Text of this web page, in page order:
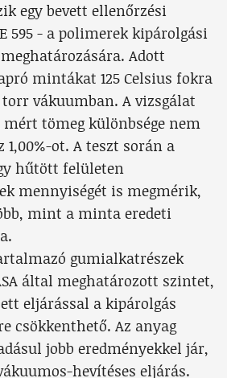
egy bevett ellenőrzési
595 - a polimerek kipárolgási
Adott
mintákat 125 Celsius fokra
torr vákuumban. A vizsgálat
mért tömeg különbsége nem
ot. A teszt során a
hűtött felületen
mennyiségét is megmérik,
mint a minta eredeti
gumialkatrészek
által meghatározott szintet,
eljárással a kipárolgás
csökkenthető. Az anyag
jobb eredményekkel jár,
hevítéses eljárás.